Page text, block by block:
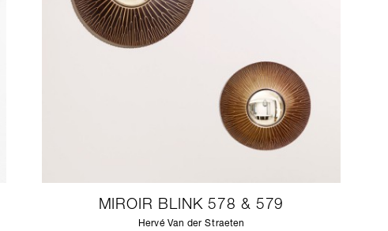
MIROIR BLINK 578 & 579
Hervé Van der Straeten